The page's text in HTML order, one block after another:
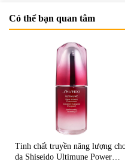
Có thể bạn quan tâm
Tinh chất truyền năng lượng
da Shiseido Ultimune Power